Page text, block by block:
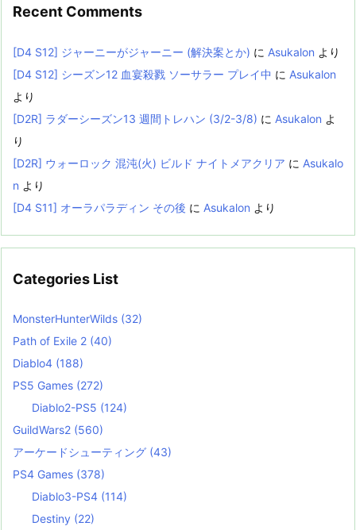
Recent Comments
[D4 S12] ジャーニーがジャーニー (解決案とか) に Asukalon より
[D4 S12] シーズン12 血宴殺戮 ソーサラー プレイ中 に Asukalon
より
[D2R] ラダーシーズン13 週間トレハン (3/2-3/8) に Asukalon よ
り
[D2R] ウォーロック 混沌(火) ビルド ナイトメアクリア に Asukalo
n より
[D4 S11] オーラパラディン その後 に Asukalon より
Categories List
MonsterHunterWilds (32)
Path of Exile 2 (40)
Diablo4 (188)
PS5 Games (272)
Diablo2-PS5 (124)
GuildWars2 (560)
アーケードシューティング (43)
PS4 Games (378)
Diablo3-PS4 (114)
Destiny (22)